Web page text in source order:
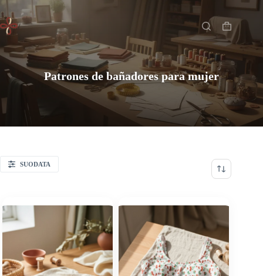
Saltar
al
contenido
Carro
de
compra
Inicio
Patrones de bañadores para mujer
SUODATA